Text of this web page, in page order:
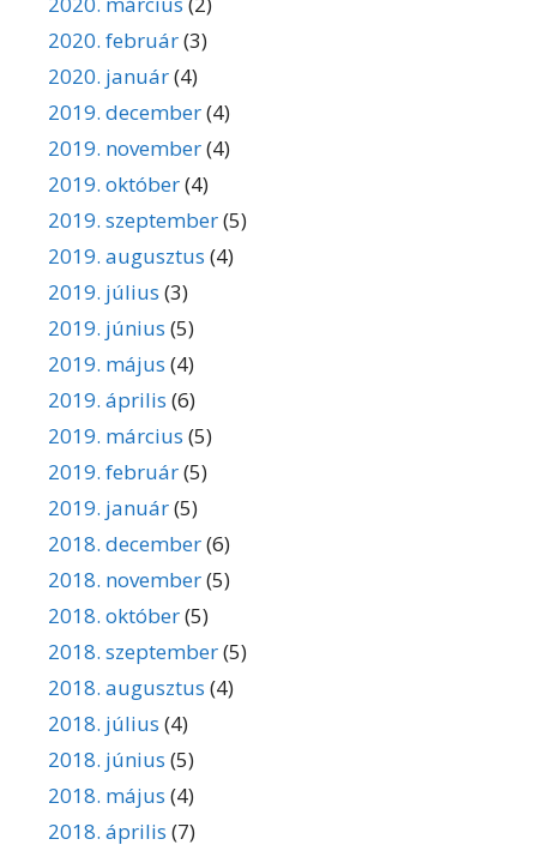
2020. február(3)
2020. január(4)
2019. december(4)
2019. november(4)
2019. október(4)
2019. szeptember(5)
2019. augusztus (4)
2019. július (3)
2019. június (5)
2019. május (4)
2019. április (6)
2019. március (5)
2019. február(5)
2019. január(5)
2018. december(6)
2018. november(5)
2018. október(5)
2018. szeptember(5)
2018. augusztus (4)
2018. július (4)
2018. június (5)
2018. május (4)
2018. április (7)